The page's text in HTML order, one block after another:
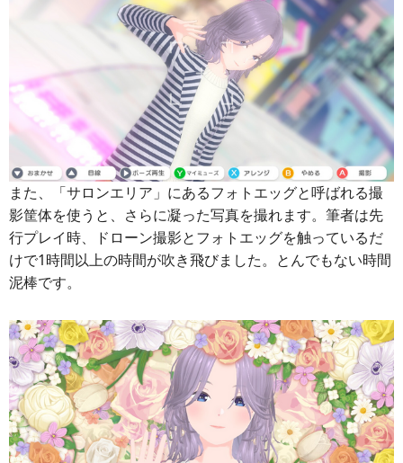
また、「サロンエリア」にあるフォトエッグと呼ばれる撮
影筐体を使うと、さらに凝った写真を撮れます。筆者は先
行プレイ時、ドローン撮影とフォトエッグを触っているだ
けで1時間以上の時間が吹き飛びました。とんでもない時間
泥棒です。